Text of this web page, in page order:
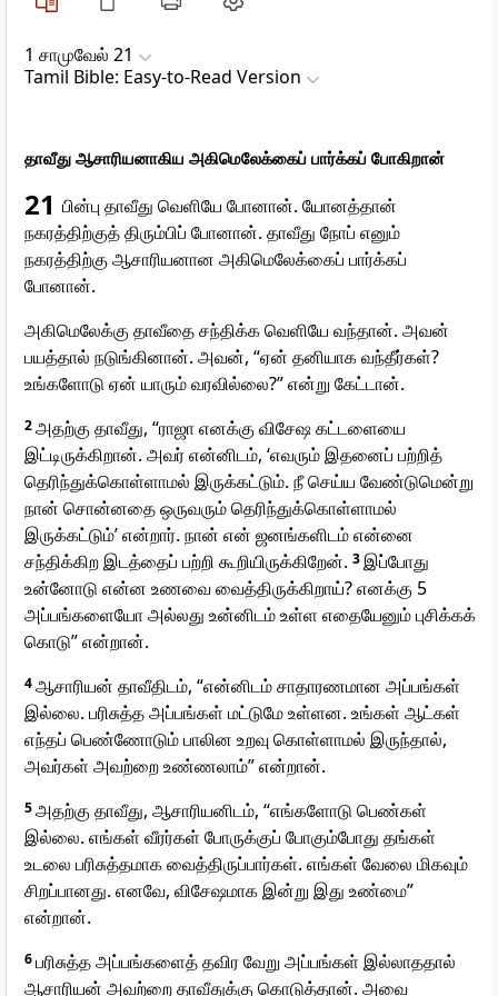
1 சாமுவேல் 21
Tamil Bible: Easy-to-Read Version
தாவீது ஆசாரியனாகிய அகிமெலேக்கைப் பார்க்கப் போகிறான்
21 பின்பு தாவீது வெளியே போனான். யோனத்தான்
நகரத்திற்குத் திரும்பிப் போனான். தாவீது நோப் எனும்
நகரத்திற்கு ஆசாரியனான அகிமெலேக்கைப் பார்க்கப்
போனான்.
அகிமெலேக்கு தாவீதை சந்திக்க வெளியே வந்தான். அவன்
பயத்தால் நடுங்கினான். அவன், “ஏன் தனியாக வந்தீர்கள்?
உங்களோடு ஏன் யாரும் வரவில்லை?” என்று கேட்டான்.
2அதற்கு தாவீது, “ராஜா எனக்கு விசேஷ கட்டளையை
இட்டிருக்கிறான். அவர் என்னிடம், ‘எவரும் இதனைப் பற்றித்
தெரிந்துக்கொள்ளாமல் இருக்கட்டும். நீ செய்ய வேண்டுமென்று
நான் சொன்னதை ஒருவரும் தெரிந்துக்கொள்ளாமல்
இருக்கட்டும்’ என்றார். நான் என் ஜனங்களிடம் என்னை
சந்திக்கிற இடத்தைப் பற்றி கூறியிருக்கிறேன். 3இப்போது
உன்னோடு என்ன உணவை வைத்திருக்கிறாய்? எனக்கு 5
அப்பங்களையோ அல்லது உன்னிடம் உள்ள எதையேனும் புசிக்கக்
கொடு” என்றான்.
4ஆசாரியன் தாவீதிடம், “என்னிடம் சாதாரணமான அப்பங்கள்
இல்லை. பரிசுத்த அப்பங்கள் மட்டுமே உள்ளன. உங்கள் ஆட்கள்
எந்தப் பெண்ணோடும் பாலின உறவு கொள்ளாமல் இருந்தால்,
அவர்கள் அவற்றை உண்ணலாம்” என்றான்.
5அதற்கு தாவீது, ஆசாரியனிடம், “எங்களோடு பெண்கள்
இல்லை. எங்கள் வீரர்கள் போருக்குப் போகும்போது தங்கள்
உடலை பரிசுத்தமாக வைத்திருப்பார்கள். எங்கள் வேலை மிகவும்
சிறப்பானது. எனவே, விசேஷமாக இன்று இது உண்மை”
என்றான்.
6பரிசுத்த அப்பங்களைத் தவிர வேறு அப்பங்கள் இல்லாததால்
ஆசாரியன் அவற்றை தாவீதுக்கு கொடுத்தான். அவை